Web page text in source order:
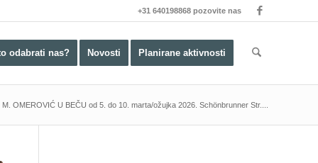
+31 640198868 pozovite nas
odabrati nas? Novosti Planirane aktivnosti
OMEROVIĆ U BEČU od 5. do 10. marta/ožujka 2026. Schönbrunner Str....